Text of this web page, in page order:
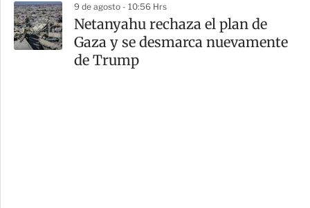
9 de agosto - 10:56 Hrs
Netanyahu rechaza el plan de
Gaza y se desmarca nuevamente
de Trump